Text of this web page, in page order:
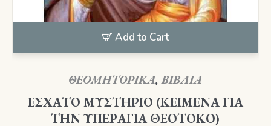
Add to Cart
ΘΕΟΜΗΤΟΡΙΚΑ,ΒΙΒΛΙΑ
ΕΣΧΑΤΟ ΜΥΣΤΗΡΙΟ (ΚΕΙΜΕΝΑ ΓΙΑ
ΤΗΝ ΥΠΕΡΑΓΙΑ ΘΕΟΤΟΚΟ)